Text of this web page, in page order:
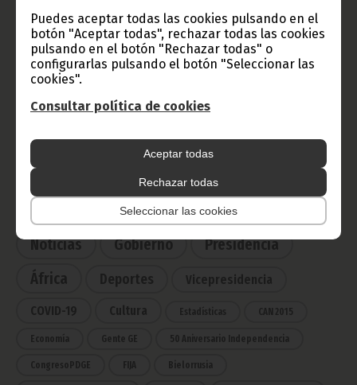
Puedes aceptar todas las cookies pulsando en el
botón "Aceptar todas", rechazar todas las cookies
pulsando en el botón "Rechazar todas" o
configurarlas pulsando el botón "Seleccionar las
cookies".
Consultar política de cookies
Aceptar todas
Rechazar todas
Seleccionar las cookies
TVGE
Radio Nacional de Guinea
Ecuatorial
Haz click aquí para escuchar ahora
Noticias Gobierno
Presidencia
África
Deportes Vicepresidencia
COVID-19 Cultura Estadísticas CAN 2015
Economía Gente GE 50 Aniversario Independencia
CongresoPDGE FIJA Bielorrusia